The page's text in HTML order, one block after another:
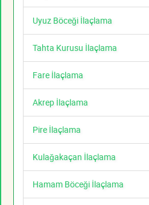
Uyuz Böceği İlaçlama
Tahta Kurusu İlaçlama
Fare İlaçlama
Akrep İlaçlama
Pire İlaçlama
Kulağakaçan İlaçlama
Hamam Böceği İlaçlama